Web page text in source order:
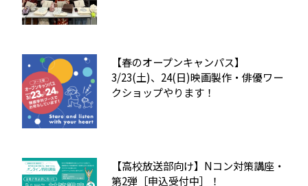
【春のオープンキャンパス】
3/23(土)、24(日)映画製作・俳優ワー
クショップやります！
【高校放送部向け】Nコン対策講座・
第2弾［申込受付中］！